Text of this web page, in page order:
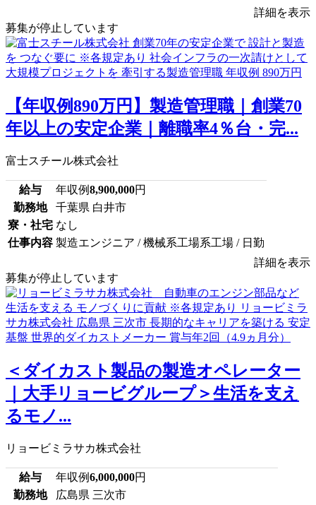
詳細を表示
募集が停止しています
【年収例890万円】製造管理職｜創業70
年以上の安定企業｜離職率4％台・完...
富士スチール株式会社
給与 年収例8,900,000円
勤務地
千葉県 白井市
寮・社宅 なし
仕事内容 製造エンジニア / 機械系工場系工場 / 日勤
詳細を表示
募集が停止しています
＜ダイカスト製品の製造オペレーター
｜大手リョービグループ＞生活を支え
るモノ...
リョービミラサカ株式会社
給与 年収例6,000,000円
勤務地
広島県 三次市